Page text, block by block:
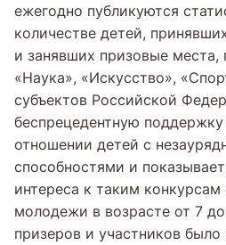
ежегодно публикуются
количестве детей,
и занявших призовые места,
«Наука», «Искусство»,
субъектов Российской
беспрецедентную поддержку
отношении детей с
способностями и
интереса к таким
молодежи в возрасте от 7
призеров и участников